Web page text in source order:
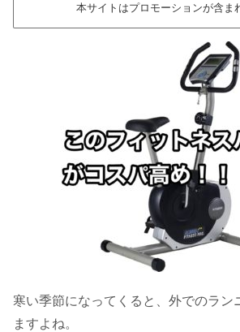
本サイトはプロモーションが含ま
寒い季節になってくると、外でのラン
ますよね。